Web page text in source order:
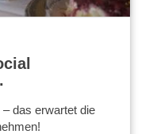
das erwartet die